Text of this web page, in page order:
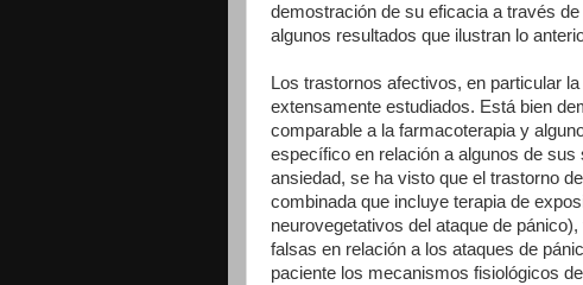
demostración de su eficacia a través
algunos resultados que ilustran lo
Los trastornos afectivos, en particular
extensamente estudiados. Está bien
comparable a la farmacoterapia y
específico en relación a algunos de
ansiedad, se ha visto que el trastorno
combinada que incluye terapia de
neurovegetativos del ataque de
falsas en relación a los ataques de
paciente los mecanismos fisiológicos